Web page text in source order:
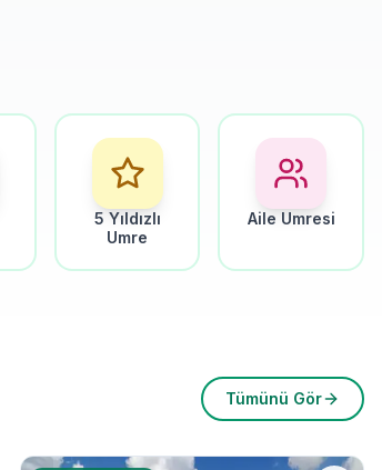
5 Yıldızlı
Umre
Aile Umresi
Tümünü Gör